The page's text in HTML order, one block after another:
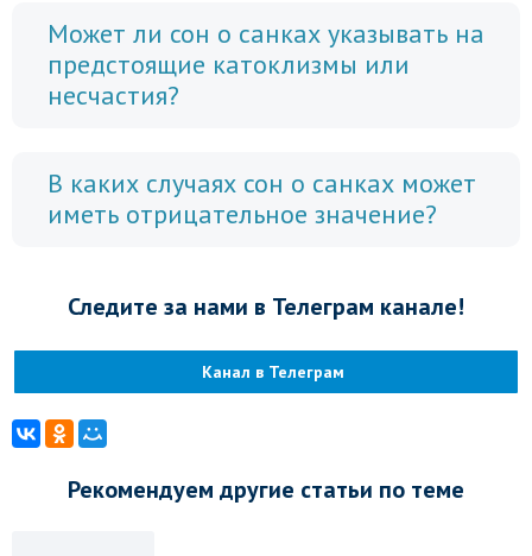
Может ли сон о санках указывать на
предстоящие катоклизмы или
несчастия?
В каких случаях сон о санках может
иметь отрицательное значение?
Следите за нами в Телеграм канале!
Канал в Телеграм
Рекомендуем другие статьи по теме